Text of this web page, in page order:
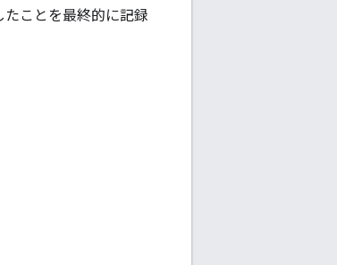
たことを最終的に記録